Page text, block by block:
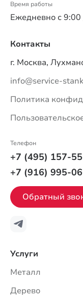
Время работы
Ежедневно с
Услуги
Металл
Дерево
Контакты
г. Москва,
info@service-
Политика
Телефон
+7 (495) 157-
+7 (916) 995-
Обратный